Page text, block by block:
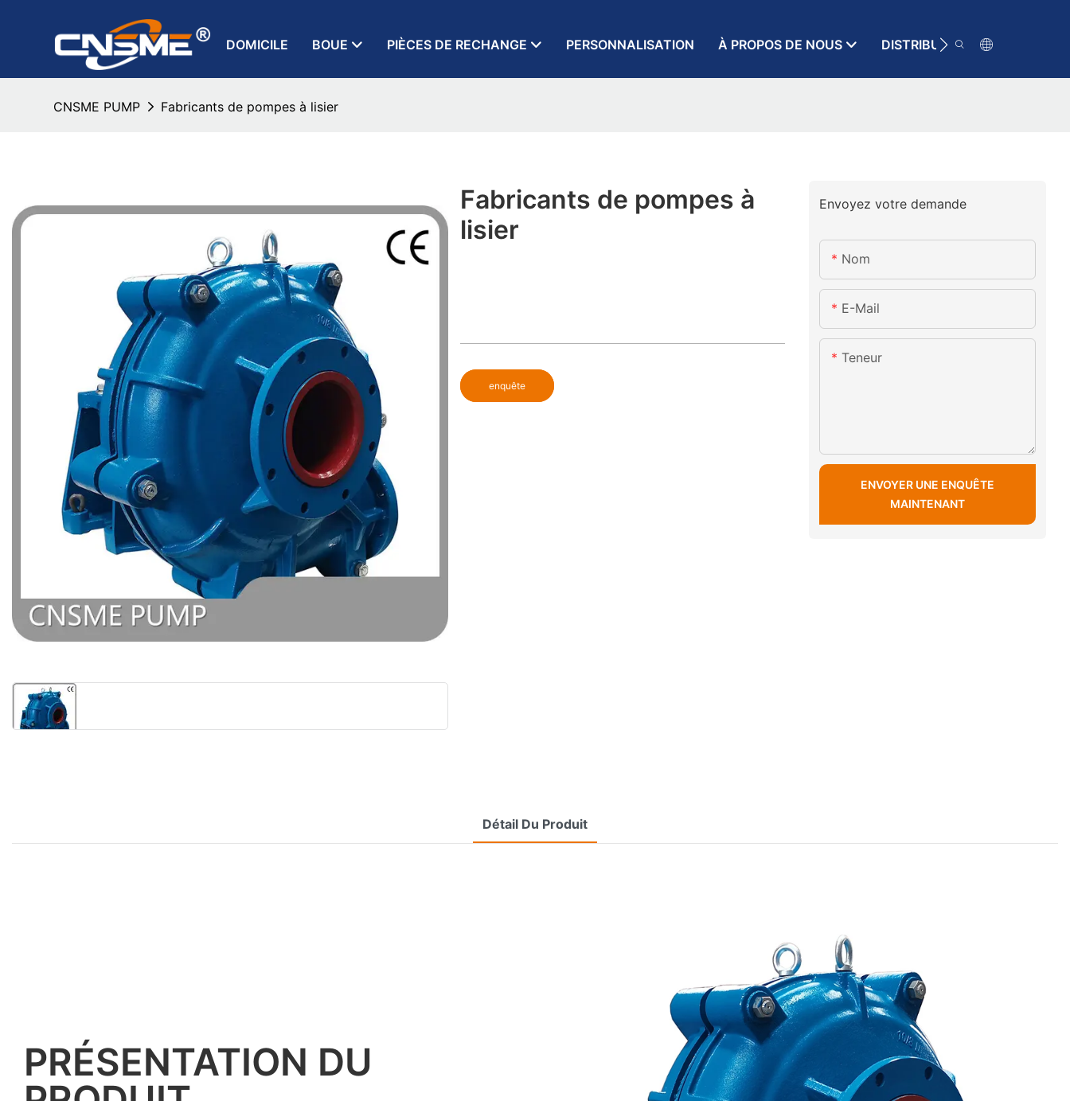
DOMICILE BOUE PIÈCES DE RECHANGE PERSONNALISATION À PROPOS DE NOUS DISTRIBUTEUR
CNSME PUMP Fabricants de pompes à lisier
Fabricants de pompes à
lisier
enquête
Envoyez votre demande
Nom
E-Mail
Teneur
ENVOYER UNE ENQUÊTE
MAINTENANT
Détail Du Produit
PRÉSENTATION DU